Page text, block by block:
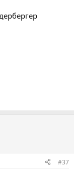
#37